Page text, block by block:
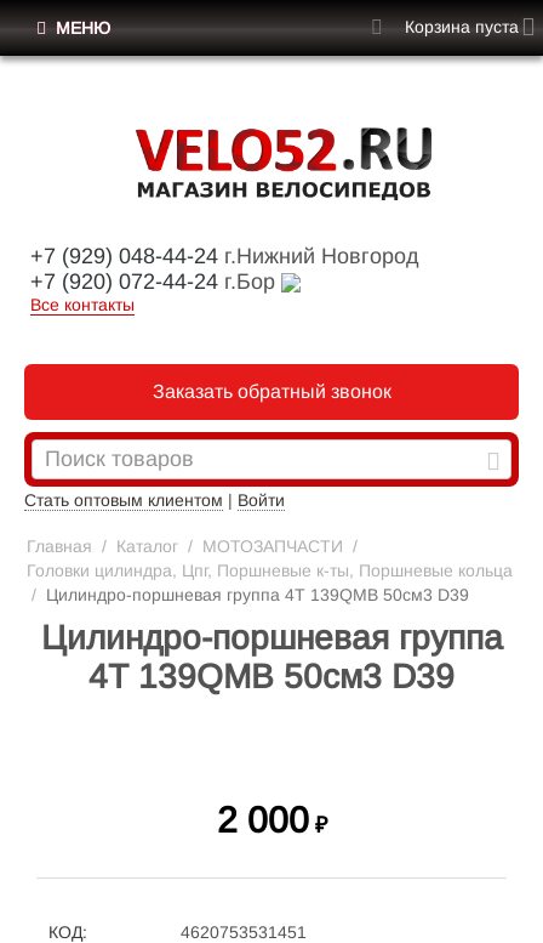
+7 (929) 048-44-24 г.Нижний Новгород
+7 (920) 072-44-24 г.Бор
Все контакты
Заказать обратный звонок
Стать оптовым клиентом | Войти
МЕНЮ Корзина пуста
Главная / Каталог / МОТОЗАПЧАСТИ /
Головки цилиндра, Цпг, Поршневые к-ты, Поршневые кольца
/ Цилиндро-поршневая группа 4Т 139QMB 50см3 D39
Цилиндро-поршневая группа
4Т 139QMB 50см3 D39
2 000 ₽
КОД:
4620753531451